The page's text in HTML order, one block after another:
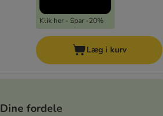
Klik her - Spar -20%
Læg i kurv
Dine fordele